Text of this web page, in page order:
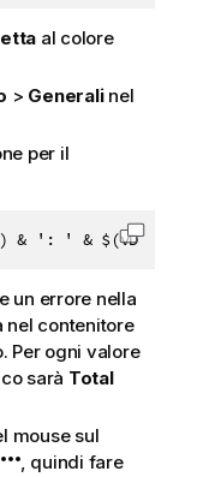
al colore
> Generalinel
per il
& ': ' & Copia
un errore nella
nel contenitore
Per ogni valore
sarà Total
mouse sul
, quindi fare